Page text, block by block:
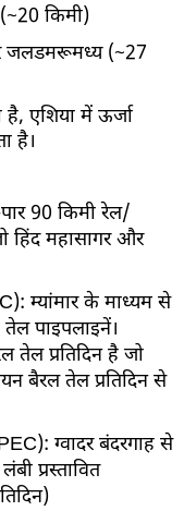
किमी)
जलडमरूमध्य (~27
है, एशिया में ऊर्जा
है।
90 किमी रेल/
हिंद महासागर और
म्यांमार के माध्यम से
पाइपलाइनें।
तेल प्रतिदिन है जो
बैरल तेल प्रतिदिन से
ग्वादर बंदरगाह से
प्रस्तावित